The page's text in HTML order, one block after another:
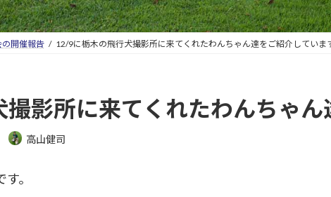
開催報告 12/9に栃木の飛行犬撮影所に来てくれたわんちゃん達をご紹介していま
影所に来てくれたわんちゃ
高山健司
。